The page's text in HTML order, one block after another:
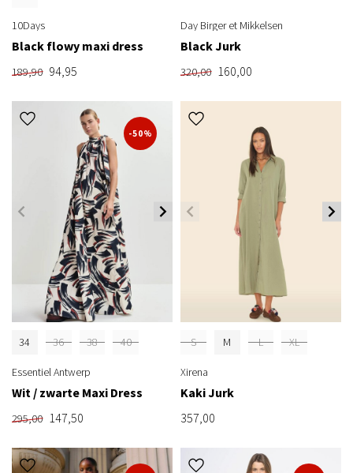
10Days
Black flowy maxi dress
189,90 94,95
Day Birger et Mikkelsen
Black Jurk
320,00 160,00
-50%
34 36 38 40
Essentiel Antwerp
Wit / zwarte Maxi Dress
295,00 147,50
S M L XL
Xirena
Kaki Jurk
357,00